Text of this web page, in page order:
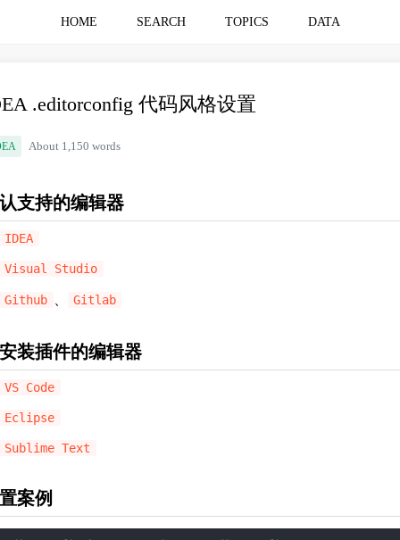
HOME SEARCH TOPICS DATA
.editorconfig 代码风格设置
About 1,150 words
支持的编辑器
IDEA
Visual Studio
Github Gitlab
装插件的编辑器
VS Code
Eclipse
Sublime Text
案例